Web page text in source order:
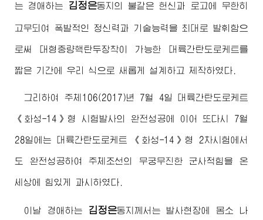
는 경애하는 김정은동지 의 불같은 헌신과 로고에 무한히
고무되여 폭발적인 정신력과 기술능력을 최대로 발휘함으
로써 대형중량핵탄두장착이 가능한 대륙간탄도로케트를
짧은 기간에 우리 식으로 새롭게 설계하고 제작하였다.
그리하여 주체106(2017)년 7월 4일 대륙간탄도로케트
《화성-14》형 시험발사의 완전성공에 이어 또다시 7월
28일에는 대륙간탄도로케트 《화성-14》형 2차시험에서
도 완전성공하여 주체조선의 무궁무진한 군사적힘을 온
세상에 힘있게 과시하였다.
이날 경애하는 김정은동지 께서는 발사현장에 몸소 나